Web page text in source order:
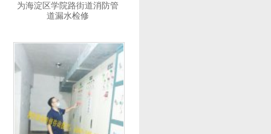
为海淀区学院路街道消防管
道漏水检修